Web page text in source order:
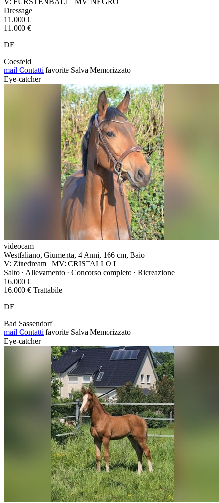
Dressage
11.000 €
11.000 €
DE
Coesfeld
mail Contatti favorite Salva Memorizzato
Eye-catcher
videocam
Westfaliano, Giumenta, 4 Anni, 166 cm, Baio
V: Zinedream | MV: CRISTALLO I
Salto · Allevamento · Concorso completo · Ricreazione
16.000 €
16.000 € Trattabile
DE
Bad Sassendorf
mail Contatti favorite Salva Memorizzato
Eye-catcher